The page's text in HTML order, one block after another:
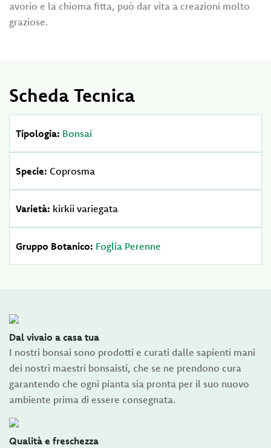
avorio e la chioma fitta, può dar vita a creazioni molto
graziose.
Scheda Tecnica
Tipologia: Bonsai
Specie: Coprosma
Varietà: kirkii variegata
Gruppo Botanico: Foglia Perenne
Dal vivaio a casa tua
I nostri bonsai sono prodotti e curati dalle sapienti mani
dei nostri maestri bonsaisti, che se ne prendono cura
garantendo che ogni pianta sia pronta per il suo nuovo
ambiente prima di essere consegnata.
Qualità e freschezza